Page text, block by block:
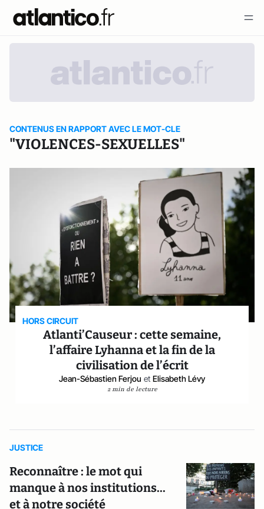
CONTENUS EN RAPPORT AVEC LE MOT-CLE
"VIOLENCES-SEXUELLES"
HORS CIRCUIT
Atlanti’Causeur : cette semaine,
l’affaire Lyhanna et la fin de la
civilisation de l’écrit
Jean-Sébastien Ferjou et Elisabeth Lévy
2 min de lecture
JUSTICE
Reconnaître : le mot qui
manque à nos institutions...
et à notre société